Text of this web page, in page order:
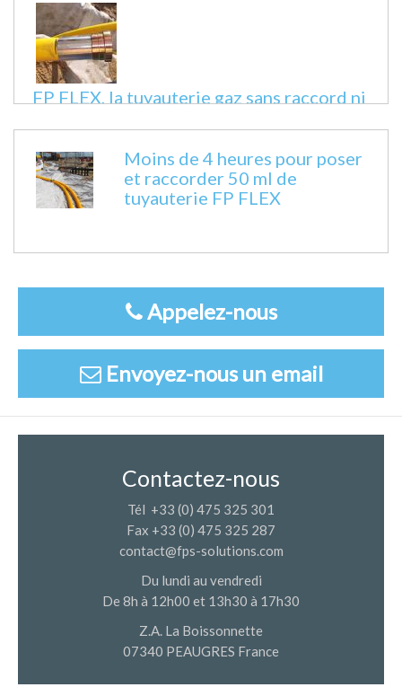
FP FLEX, la tuyauterie gaz sans raccord ni
Moins de 4 heures pour poser
et raccorder 50 ml de
tuyauterie FP FLEX
Appelez-nous
Envoyez-nous un email
Contactez-nous
Tél +33 (0) 475 325 301
Fax +33 (0) 475 325 287
contact@fps-solutions.com
Du lundi au vendredi
De 8h à 12h00 et 13h30 à 17h30
Z.A. La Boissonnette
07340 PEAUGRES France